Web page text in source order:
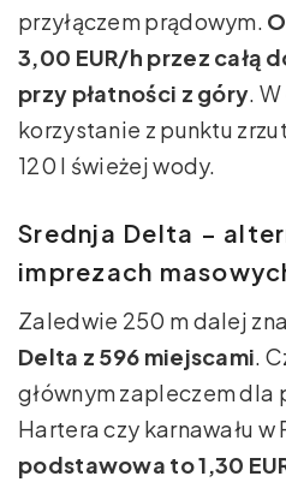
przyłączem prądowym.
3,00 EUR/h przez całą
przy płatności z góry.
korzystanie z punktu
120 l świeżej wody.
Srednja Delta –
imprezach
Zaledwie 250 m dalej
Delta z 596 miejscami.
głównym zapleczem
Hartera czy karnawału w
podstawowa to 1,30